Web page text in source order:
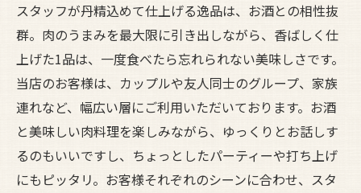
スタッフが丹精込めて仕上げる逸品は、お酒との相性抜
群。肉のうまみを最大限に引き出しながら、香ばしく仕
上げた1品は、一度食べたら忘れられない美味しさです。
当店のお客様は、カップルや友人同士のグループ、家族
連れなど、幅広い層にご利用いただいております。お酒
と美味しい肉料理を楽しみながら、ゆっくりとお話しす
るのもいいですし、ちょっとしたパーティーや打ち上げ
にもピッタリ。お客様それぞれのシーンに合わせ、スタ